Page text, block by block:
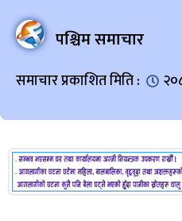
पश्चिम समाचार
समाचार प्रकाशित मिति :